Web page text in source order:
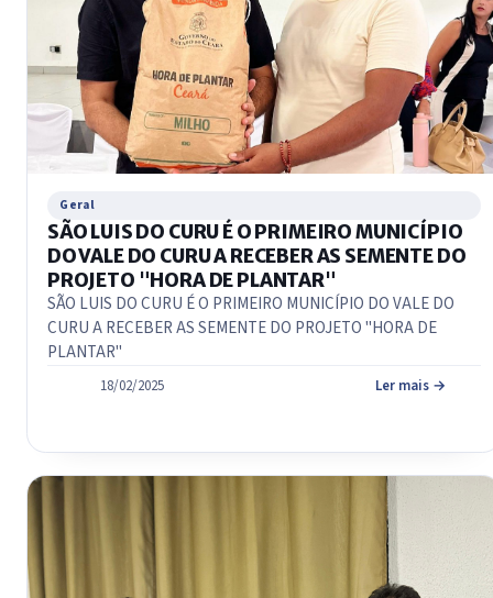
Geral
SÃO LUIS DO CURU É O PRIMEIRO MUNICÍPIO
DO VALE DO CURU A RECEBER AS SEMENTE DO
PROJETO "HORA DE PLANTAR"
SÃO LUIS DO CURU É O PRIMEIRO MUNICÍPIO DO VALE DO
CURU A RECEBER AS SEMENTE DO PROJETO "HORA DE
PLANTAR"
18/02/2025 Ler mais →